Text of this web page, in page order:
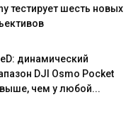
тестирует шесть новых
динамический
DJI Osmo Pocket
чем у любой...